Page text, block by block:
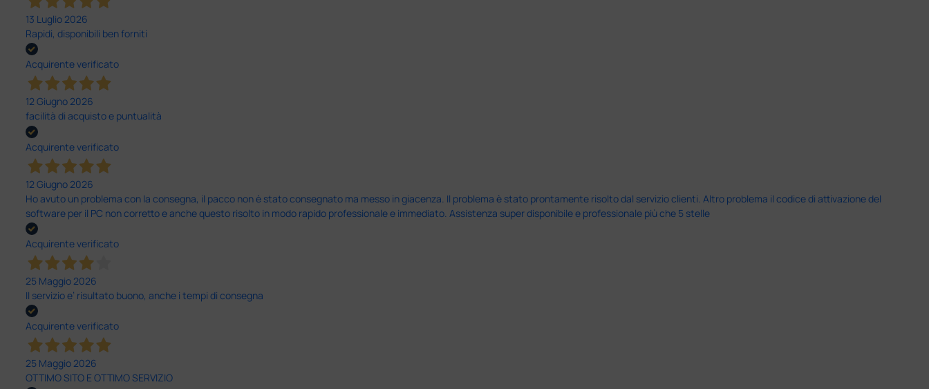
13 Luglio 2026
Rapidi, disponibili ben forniti
Acquirente verificato
12 Giugno 2026
facilità di acquisto e puntualità
Acquirente verificato
12 Giugno 2026
Ho avuto un problema con la consegna, il pacco non è stato consegnato ma messo in giacenza. Il problema è stato prontamente risolto dal servizio clienti. Altro problema il codice di attivazione del
software per il PC non corretto e anche questo risolto in modo rapido professionale e immediato. Assistenza super disponibile e professionale più che 5 stelle
Acquirente verificato
25 Maggio 2026
Il servizio e’ risultato buono, anche i tempi di consegna
Acquirente verificato
25 Maggio 2026
OTTIMO SITO E OTTIMO SERVIZIO